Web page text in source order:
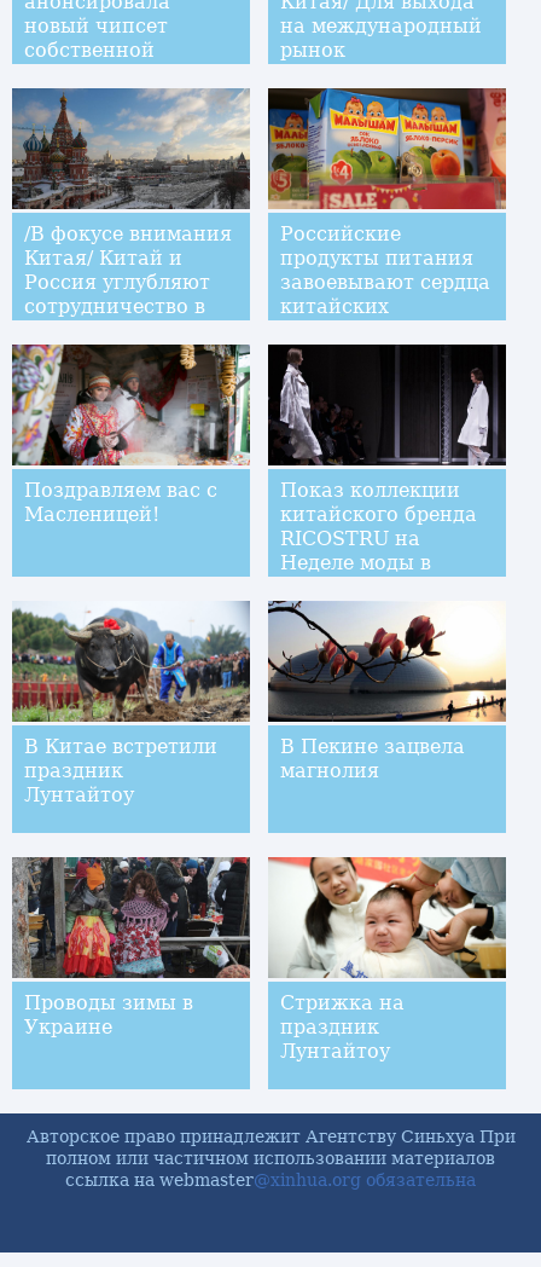
новый чипсет
собственной
S1
на международный
рынок
китайская
медицина должна
"освоить"
современный
медицинский "язык"
/В фокусе внимания
Китая/ Китай и
Россия углубляют
сотрудничество в
туризма"
Российские
продукты питания
завоевывают сердца
китайских
Поздравляем вас с
Масленицей!
Показ коллекции
китайского бренда
RICOSTRU на
Неделе моды в
В Китае встретили
праздник
Лунтайтоу
В Пекине зацвела
магнолия
Проводы зимы в
Украине
Стрижка на
праздник
Лунтайтоу
Авторское право принадлежит Агентству Синьхуа При
полном или частичном использовании материалов
ссылка на webmaster@xinhua.org обязательна